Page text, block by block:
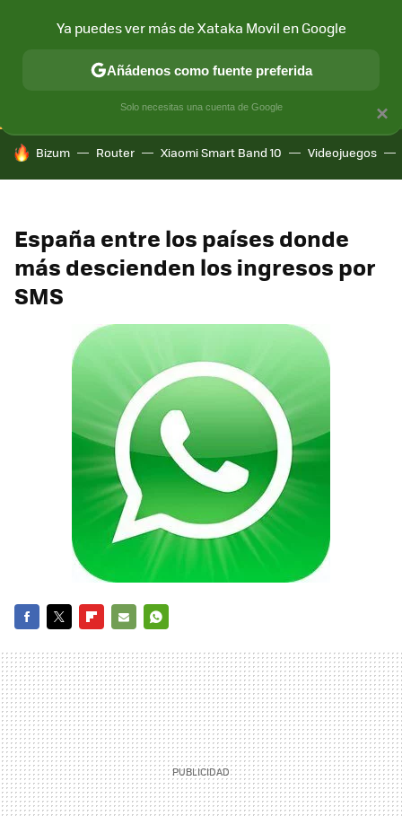
CONECTIVIDAD MÓVIL Y SOCIEDAD APLICACIONES
HOY SE HABLA DE
Bizum Router Xiaomi Smart Band 10 Videojuegos
España entre los países donde
más descienden los ingresos por
SMS
MAIL
×
Ya puedes ver más de Xataka Movil en Google
Añádenos como fuente preferida
Solo necesitas una cuenta de Google